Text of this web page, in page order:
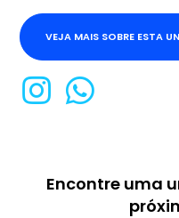
VEJA MAIS SOBRE ESTA
Encontre uma